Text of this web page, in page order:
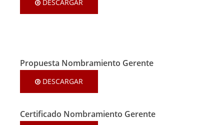
DESCARGAR
Propuesta Nombramiento Gerente
DESCARGAR
Certificado Nombramiento Gerente